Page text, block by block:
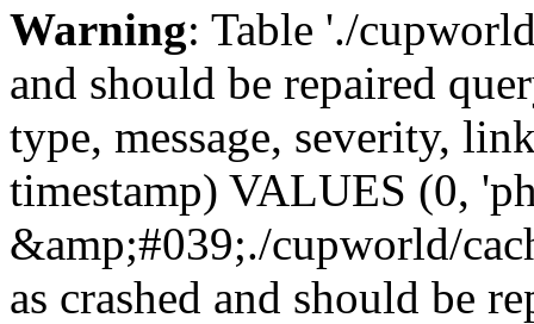
Warning: Table './
and should be repaired
type, message, severity,
timestamp) VALUES (0,
&amp;#039;./cupworld/
as crashed and should be